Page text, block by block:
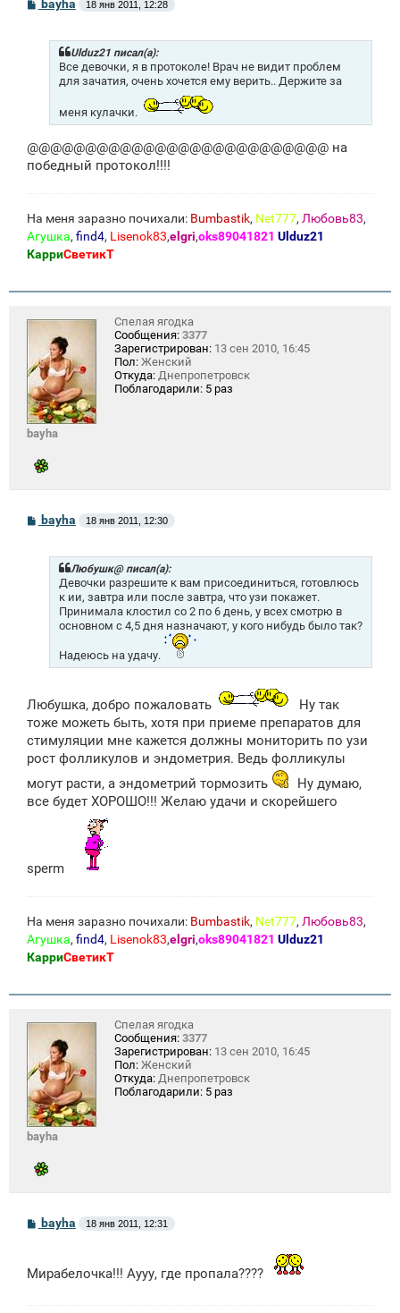
о
bayha 18 янв 2011, 12:28
Ulduz21 писал(а):
Все девочки, я в протоколе! Врач не видит проблем
для зачатия, очень хочется ему верить.. Держите за
меня кулачки.
@@@@@@@@@@@@@@@@@@@@@@@@@@ на
победный протокол!!!!
На меня заразно почихали: Bumbastik, Net777, Любовь83,
Агушка, find4, Lisenok83,elgri,oks89041821 Ulduz21
КарриСветикТ
bayha
Спелая ягодка
Сообщения: 3377
Зарегистрирован: 13 сен 2010, 16:45
Пол: Женский
Откуда: Днепропетровск
Поблагодарили: 5 раз
С
о
bayha 18 янв 2011, 12:30
Любушк@ писал(а):
Девочки разрешите к вам присоединиться, готовлюсь
к ии, завтра или после завтра, что узи покажет.
Принимала клостил со 2 по 6 день, у всех смотрю в
основном с 4,5 дня назначают, у кого нибудь было так?
Надеюсь на удачу.
Любушка, добро пожаловать
Ну так
тоже можеть быть, хотя при приеме препаратов для
стимуляции мне кажется должны мониторить по узи
рост фолликулов и эндометрия. Ведь фолликулы
могут расти, а эндометрий тормозить
Ну думаю,
все будет ХОРОШО!!! Желаю удачи и скорейшего
sperm
На меня заразно почихали: Bumbastik, Net777, Любовь83,
Агушка, find4, Lisenok83,elgri,oks89041821 Ulduz21
КарриСветикТ
bayha
Спелая ягодка
Сообщения: 3377
Зарегистрирован: 13 сен 2010, 16:45
Пол: Женский
Откуда: Днепропетровск
Поблагодарили: 5 раз
С
о
щ
bayha 18 янв 2011, 12:31
Мирабелочка!!! Аууу, где пропала????